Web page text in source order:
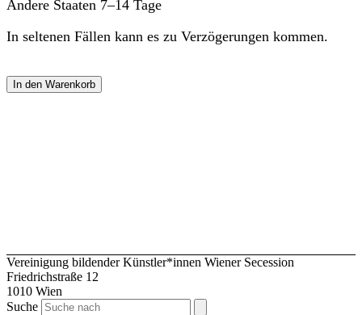
Andere Staaten 7–14 Tage
In seltenen Fällen kann es zu Verzögerungen kommen.
In den Warenkorb
Vereinigung bildender Künstler*innen Wiener Secession
Friedrichstraße 12
1010 Wien
Suche